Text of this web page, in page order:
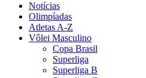
Notícias
Olimpíadas
Atletas A-Z
Vôlei Masculino
Copa Brasil
Superliga
Superliga B